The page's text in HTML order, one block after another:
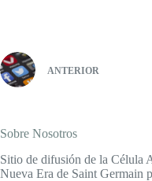
ANTERIOR
Sobre Nosotros
Sitio de difusión de la Célula
Nueva Era de Saint Germain